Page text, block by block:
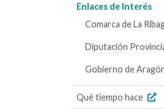
Enlaces de Interés
Comarca de La
Diputación
Gobierno de
Qué tiempo hace